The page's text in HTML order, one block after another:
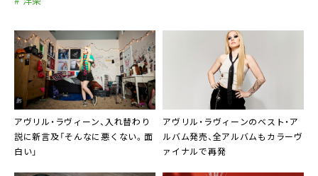
アヴリル・ラヴィーン、入れ替わり
説に新言及「そんなに悪くない。面
白い」
アヴリル・ラヴィーンのベスト・ア
ルバム発売、全アルバムもカラーヴ
ァイナルで再発